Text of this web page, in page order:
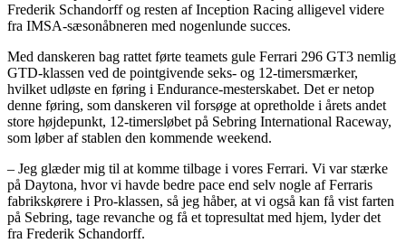
Frederik Schandorff og resten af Inception Racing alligevel videre
fra IMSA-sæsonåbneren med nogenlunde succes.
Med danskeren bag rattet førte teamets gule Ferrari 296 GT3 nemlig
GTD-klassen ved de pointgivende seks- og 12-timersmærker,
hvilket udløste en føring i Endurance-mesterskabet. Det er netop
denne føring, som danskeren vil forsøge at opretholde i årets andet
store højdepunkt, 12-timersløbet på Sebring International Raceway,
som løber af stablen den kommende weekend.
– Jeg glæder mig til at komme tilbage i vores Ferrari. Vi var stærke
på Daytona, hvor vi havde bedre pace end selv nogle af Ferraris
fabrikskørere i Pro-klassen, så jeg håber, at vi også kan få vist farten
på Sebring, tage revanche og få et topresultat med hjem, lyder det
fra Frederik Schandorff.